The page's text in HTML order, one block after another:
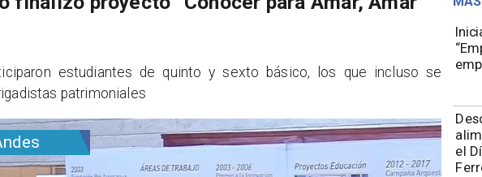
el
estudiantes de quinto y sexto básico, los que incluso se
patrimoniales